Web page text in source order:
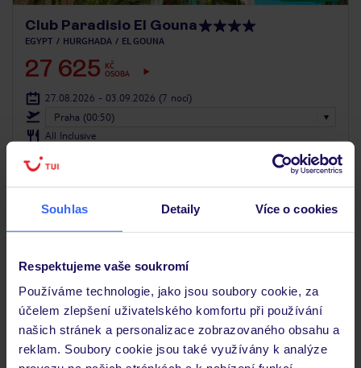
Souhlas Detaily Více o cookies
Respektujeme vaše soukromí
Používáme technologie, jako jsou soubory cookie, za
účelem zlepšení uživatelského komfortu při používání
našich stránek a personalizace zobrazovaného obsahu a
reklam. Soubory cookie jsou také využívány k analýze
Club Paradisio El Gouna
EGYPT HURGHADA EL GOUNA
27 625
KČ
OSOBA
27.08.2026 - 03.09.2026 (7 nocí)
Praha (00:50)
All Inclusive
SLEVY PRO DĚTI